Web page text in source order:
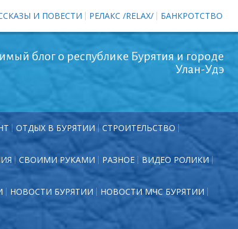
И ПОВЕСТИ РЕЛАКС /RELAX/ БАНКРОТСТВО
блог о республике Бурятия и городе
Улан-Удэ
ОТДЫХ В БУРЯТИИ СТРОИТЕЛЬСТВО
СВОИМИ РУКАМИ РАЗНОЕ ВИДЕО РОЛИКИ
НОВОСТИ БУРЯТИИ НОВОСТИ МЧС БУРЯТИИ